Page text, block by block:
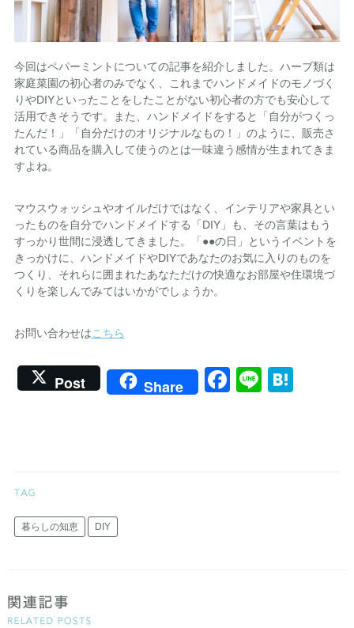
今回はペパーミントについての記事を紹介しました。ハーブ類は
家庭菜園の初心者のみでなく、これまでハンドメイドのモノづく
りやDIYといったことをしたことがない初心者の方でも安心して
活用できそうです。また、ハンドメイドをすると「自分がつくっ
たんだ！」「自分だけのオリジナルなもの！」のように、販売さ
れている商品を購入して使うのとは一味違う感情が生まれてきま
すよね。
マウスウォッシュやオイルだけではなく、インテリアや家具とい
ったものを自分でハンドメイドする「DIY」も、その言葉はもう
すっかり世間に浸透してきました。「●●の日」というイベントを
きっかけに、ハンドメイドやDIYであなたのお気に入りのものを
つくり、それらに囲まれたあなただけの快適なお部屋や住環境づ
くりを楽しんでみてはいかがでしょうか。
お問い合わせはこちら
Post Share Facebook
Line
暮らしの知恵 DIY